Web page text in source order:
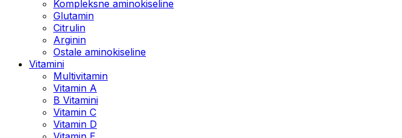
Kompleksne aminokiseline
Glutamin
Citrulin
Arginin
Ostale aminokiseline
Vitamini
Multivitamin
Vitamin A
B Vitamini
Vitamin C
Vitamin D